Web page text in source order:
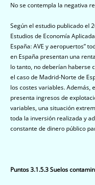
No se contempla la negativa
Según el estudio publicado el
Estudios de Economía
España: AVE y aeropuertos”
en España presentan una
lo tanto, no deberían haberse
el caso de Madrid-Norte de
los costes variables. Además,
presenta ingresos de
variables, una situación
toda la inversión realizada y
constante de dinero público
Puntos 3.1.5.3 Suelos